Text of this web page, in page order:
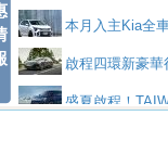
秒的實力
為JAGUAR TYPE 01
終於跟上進度
排六座純電旗艦休旅 TZ
有錢也買不到
全新Golf R 24h賽車將
SKODA公布全
陪爸爸輕鬆
算圓夢」專案yundai推出
務 讓電動車化身行動
NISSAN X-
躋身同級前3名Toyota歐洲純
入主即享尊榮豪華五星
同步實施
本月入主Kia全
遇 啟程四環新豪
A6 旗艦陣容 低月付
盛夏啟程！